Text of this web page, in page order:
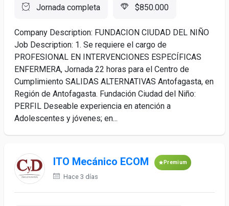
Jornada completa $850.000
Company Description: FUNDACION CIUDAD DEL NIÑO
Job Description: 1. Se requiere el cargo de
PROFESIONAL EN INTERVENCIONES ESPECÍFICAS
ENFERMERA, Jornada 22 horas para el Centro de
Cumplimiento SALIDAS ALTERNATIVAS Antofagasta, en
Región de Antofagasta. Fundación Ciudad del Niño:
PERFIL Deseable experiencia en atención a
Adolescentes y jóvenes; en...
ITO Mecánico ECOM Premium
Hace 3 días